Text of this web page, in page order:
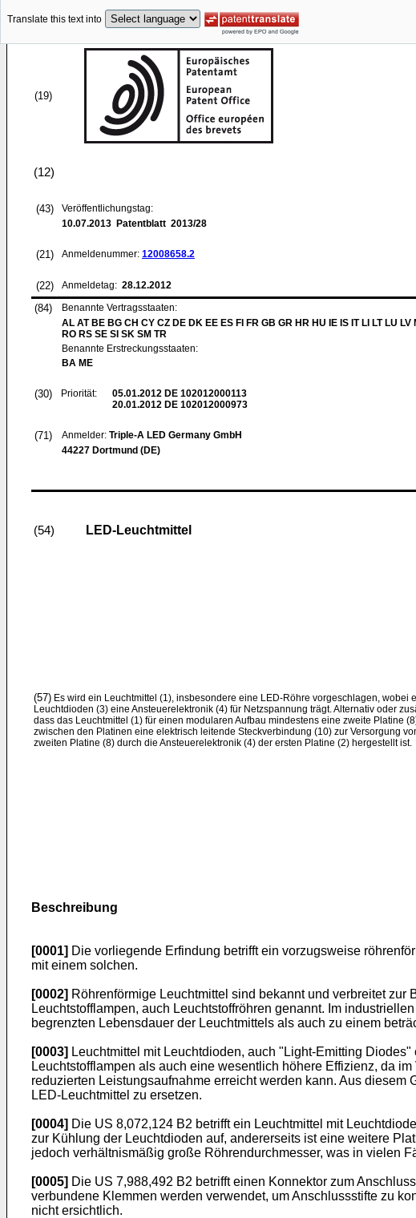
Translate this text into
(19)
(12)
(43)
Veröffentlichungstag:
10.07.2013 Patentblatt 2013/28
(21) Anmeldenummer: 12008658.2
(22) Anmeldetag: 28.12.2012
(84)
Benannte Vertragsstaaten:
AL AT BE BG CH CY CZ DE DK EE ES FI FR GB GR HR HU IE IS IT LI LT LU LV
RO RS SE SI SK SM TR
Benannte Erstreckungsstaaten:
BA ME
(30) Priorität: 05.01.2012 DE 102012000113
20.01.2012 DE 102012000973
(71) Anmelder: Triple-A LED Germany GmbH
44227 Dortmund (DE)
(54) LED-Leuchtmittel
(57) Es wird ein Leuchtmittel (1), insbesondere eine LED-Röhre vorgeschlagen, wobei
Leuchtdioden (3) eine Ansteuerelektronik (4) für Netzspannung trägt. Alternativ oder
dass das Leuchtmittel (1) für einen modularen Aufbau mindestens eine zweite Platine
zwischen den Platinen eine elektrisch leitende Steckverbindung (10) zur Versorgung
zweiten Platine (8) durch die Ansteuerelektronik (4) der ersten Platine (2) hergestellt ist.
Beschreibung
[0001] Die vorliegende Erfindung betrifft ein vorzugsweise
mit einem solchen.
[0002] Röhrenförmige Leuchtmittel sind bekannt und verbreitet
Leuchtstofflampen, auch Leuchtstoffröhren genannt. Im
begrenzten Lebensdauer der Leuchtmittels als auch zu einem
[0003] Leuchtmittel mit Leuchtdioden, auch "Light-Emitting
Leuchtstofflampen als auch eine wesentlich höhere Effizienz, da
reduzierten Leistungsaufnahme erreicht werden kann. Aus
LED-Leuchtmittel zu ersetzen.
[0004] Die US 8,072,124 B2 betrifft ein Leuchtmittel mit
zur Kühlung der Leuchtdioden auf, andererseits ist eine weitere
jedoch verhältnismäßig große Röhrendurchmesser, was in vielen
[0005] Die US 7,988,492 B2 betrifft einen Konnektor zum
verbundene Klemmen werden verwendet, um Anschlussstifte zu
nicht ersichtlich.